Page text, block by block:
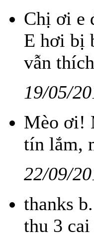
Chị ơi e
E hơi bị
vẫn
19/05/
Mèo ơi!
tín lắm,
22/09/
thanks
thu 3